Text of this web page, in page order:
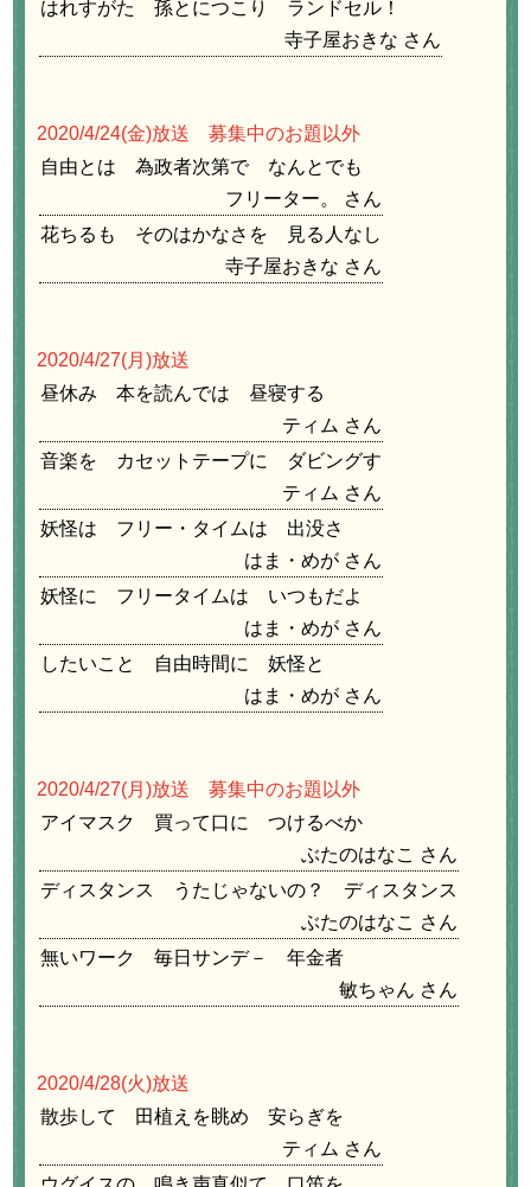
はれすがた 孫とにつこり ランドセル！
寺子屋おきな
2020/4/24(金)放送 募集中のお題以外
自由とは 為政者次第で なんとでも
フリーター。
花ちるも そのはかなさを 見る人なし
寺子屋おきな
2020/4/27(月)放送
昼休み 本を読んでは 昼寝する
ティム
音楽を カセットテープに ダビングす
ティム
妖怪は フリー・タイムは 出没さ
はま・めが
妖怪に フリータイムは いつもだよ
はま・めが
したいこと 自由時間に 妖怪と
はま・めが
2020/4/27(月)放送 募集中のお題以外
アイマスク 買って口に つけるべか
ぶたのはなこ
ディスタンス うたじゃないの？ ディスタンス
ぶたのはなこ
無いワーク 毎日サンデ－ 年金者
敏ちゃん
2020/4/28(火)放送
散歩して 田植えを眺め 安らぎを
ティム